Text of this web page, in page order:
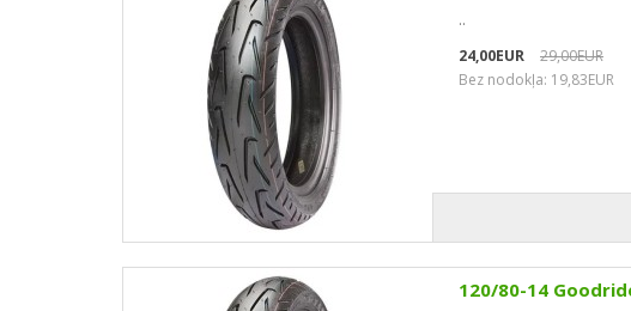
..
24,00EUR
29,00EUR
Bez nodokļa: 19,83EUR
120/80-14